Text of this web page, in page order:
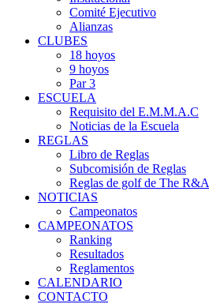
Comité Ejecutivo
Alianzas
CLUBES
18 hoyos
9 hoyos
Par 3
ESCUELA
Requisito del E.M.M.A.C
Noticias de la Escuela
REGLAS
Libro de Reglas
Subcomisión de Reglas
Reglas de golf de The R&A
NOTICIAS
Campeonatos
CAMPEONATOS
Ranking
Resultados
Reglamentos
CALENDARIO
CONTACTO